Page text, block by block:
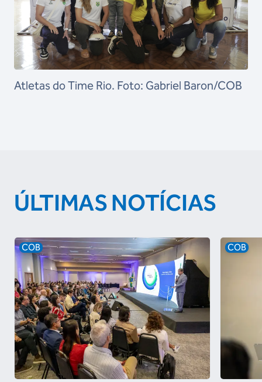
Atletas do Time Rio. Foto: Gabriel Baron/COB
ÚLTIMAS NOTÍCIAS
COB COB